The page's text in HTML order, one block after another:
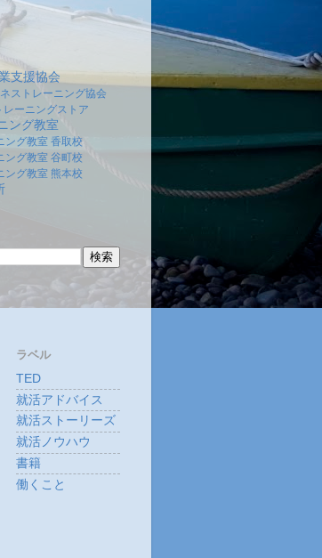
支援協会
ストレーニング協会
レーニングストア
ング教室
ング教室 香取校
ング教室 谷町校
ング教室 熊本校
ラベル
TED
就活アドバイス
就活ストーリーズ
就活ノウハウ
書籍
働くこと